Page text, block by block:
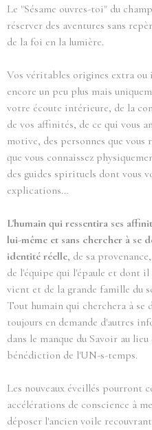
Le "Sésame ouvres-toi" du
réserver des aventures sans
de la foi en la lumière.
Vos véritables origines extra
encore un peu plus mais
votre écoute intérieure, de la
de vos affinités, de ce qui vous
motive, des personnes que
que vous connaissez
des guides spirituels dont vous
explications…
L'humain qui ressentira ses
lui-même et sans chercher à se
identité réelle, de sa
de l'équipe qui l'épaule et dont
vient et de la grande famille du
Tout humain qui cherchera à se
toujours en demande d'autres
dans le manque du Savoir au
bénédiction de l'UN-s-temps.
Les nouveaux éveillés pourront
accélérations de conscience à
déposer l'ancien voile